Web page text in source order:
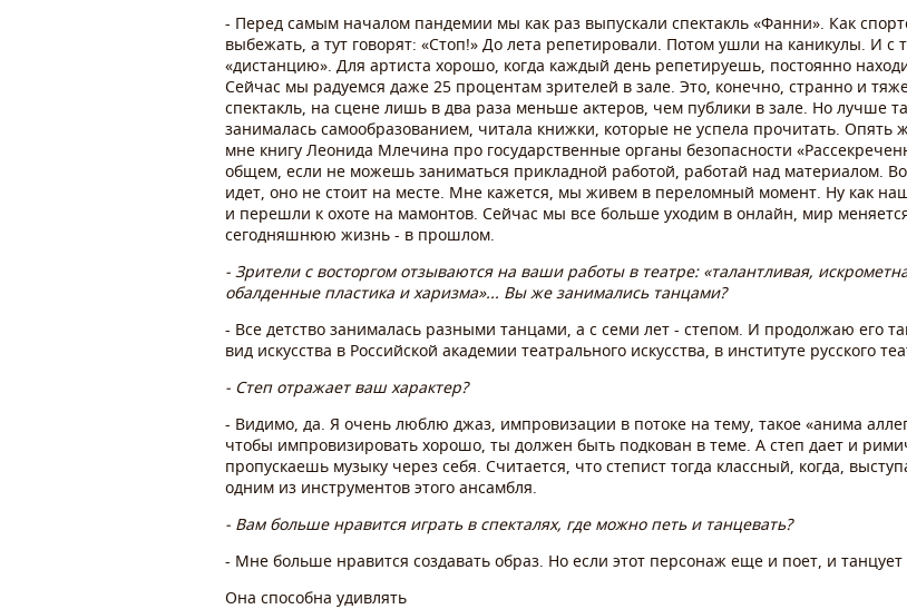
- Перед самым началом пандемии мы как раз выпускали спектакль «Фанни». Как
выбежать, а тут говорят: «Стоп!» До лета репетировали. Потом ушли на каникулы. И
«дистанцию». Для артиста хорошо, когда каждый день репетируешь, постоянно
Сейчас мы радуемся даже 25 процентам зрителей в зале. Это, конечно, странно и
спектакль, на сцене лишь в два раза меньше актеров, чем публики в зале. Но лучше
занималась самообразованием, читала книжки, которые не успела прочитать. Опять
мне книгу Леонида Млечина про государственные органы безопасности
общем, если не можешь заниматься прикладной работой, работай над материалом.
идет, оно не стоит на месте. Мне кажется, мы живем в переломный момент. Ну как
и перешли к охоте на мамонтов. Сейчас мы все больше уходим в онлайн, мир
сегодняшнюю жизнь - в прошлом.
- Зрители с восторгом отзываются на ваши работы в театре: «талантливая,
обалденные пластика и харизма»... Вы же занимались танцами?
- Все детство занималась разными танцами, а с семи лет - степом. И продолжаю его
вид искусства в Российской академии театрального искусства, в институте русского
- Степ отражает ваш характер?
- Видимо, да. Я очень люблю джаз, импровизации в потоке на тему, такое «анима
чтобы импровизировать хорошо, ты должен быть подкован в теме. А степ дает и
пропускаешь музыку через себя. Считается, что степист тогда классный, когда,
одним из инструментов этого ансамбля.
- Вам больше нравится играть в спекталях, где можно петь и танцевать?
- Мне больше нравится создавать образ. Но если этот персонаж еще и поет, и танцует
Она способна удивлять